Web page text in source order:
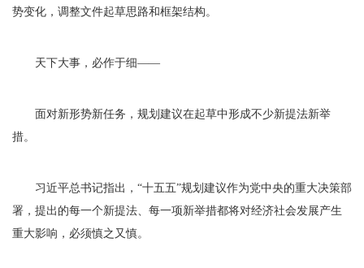
势变化，调整文件起草思路和框架结构。
天下大事，必作于细——
面对新形势新任务，规划建议在起草中形成不少新提法新举
措。
习近平总书记指出，“十五五”规划建议作为党中央的重大决策部
署，提出的每一个新提法、每一项新举措都将对经济社会发展产生
重大影响，必须慎之又慎。